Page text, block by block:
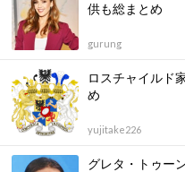
供も総まとめ
gurung
ロスチャイルド
め
yujitake226
グレタ・トゥー